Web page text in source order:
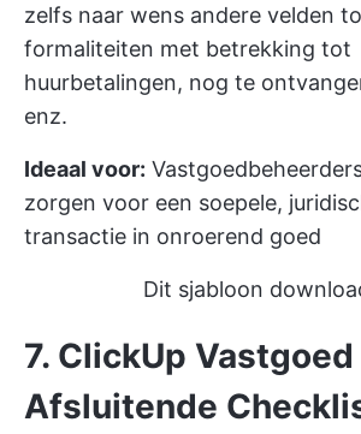
zelfs naar wens andere velden
formaliteiten met betrekking tot
huurbetalingen, nog te
enz.
Ideaal voor:
zorgen voor een soepele,
transactie in onroerend goed
Dit sjabloon
7. ClickUp Vastgoed
Afsluitende